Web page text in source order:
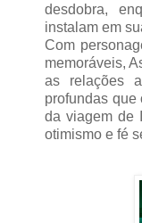
desdobra,
instalam em
Com
memoráveis,
as relações
profundas que
da viagem de
otimismo e fé